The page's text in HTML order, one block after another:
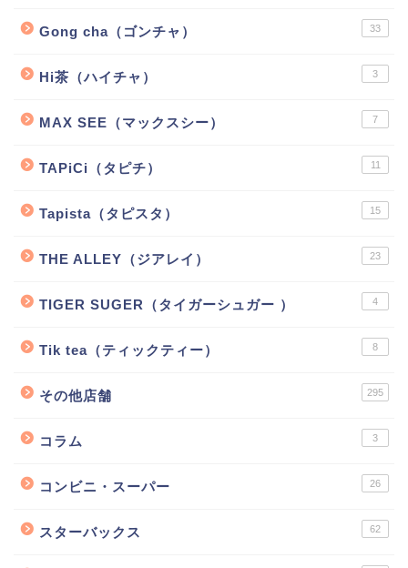
Gong cha（ゴンチャ） 33
Hi茶（ハイチャ） 3
MAX SEE（マックスシー） 7
TAPiCi（タピチ） 11
Tapista（タピスタ） 15
THE ALLEY（ジアレイ） 23
TIGER SUGER（タイガーシュガー ） 4
Tik tea（ティックティー） 8
その他店舗 295
コラム 3
コンビニ・スーパー 26
スターバックス 62